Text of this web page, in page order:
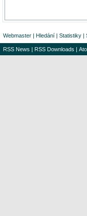
Webmaster | Hledání | Statistiky |
RSS News | RSS Downloads |